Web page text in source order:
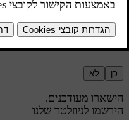
האם זה עזר?
כן לא